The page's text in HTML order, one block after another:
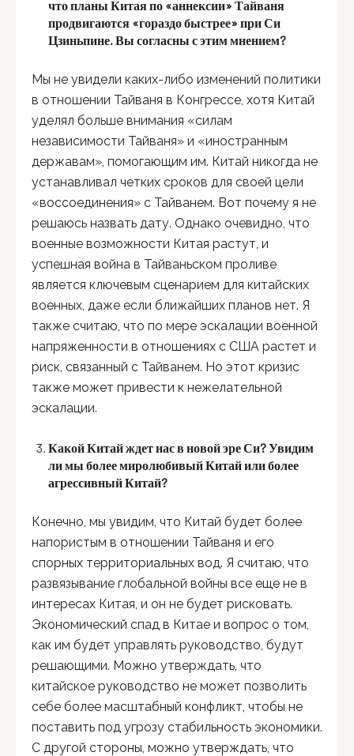
что планы Китая по «аннексии» Тайваня
продвигаются «гораздо быстрее» при Си
Цзиньпине. Вы согласны с этим мнением?
Мы не увидели каких-либо изменений политики
в отношении Тайваня в Конгрессе, хотя Китай
уделял больше внимания «силам
независимости Тайваня» и «иностранным
державам», помогающим им. Китай никогда не
устанавливал четких сроков для своей цели
«воссоединения» с Тайванем. Вот почему я не
решаюсь назвать дату. Однако очевидно, что
военные возможности Китая растут, и
успешная война в Тайваньском проливе
является ключевым сценарием для китайских
военных, даже если ближайших планов нет. Я
также считаю, что по мере эскалации военной
напряженности в отношениях с США растет и
риск, связанный с Тайванем. Но этот кризис
также может привести к нежелательной
эскалации.
Какой Китай ждет нас в новой эре Си? Увидим
ли мы более миролюбивый Китай или более
агрессивный Китай?
Конечно, мы увидим, что Китай будет более
напористым в отношении Тайваня и его
спорных территориальных вод. Я считаю, что
развязывание глобальной войны все еще не в
интересах Китая, и он не будет рисковать.
Экономический спад в Китае и вопрос о том,
как им будет управлять руководство, будут
решающими. Можно утверждать, что
китайское руководство не может позволить
себе более масштабный конфликт, чтобы не
поставить под угрозу стабильность экономики.
С другой стороны, можно утверждать, что